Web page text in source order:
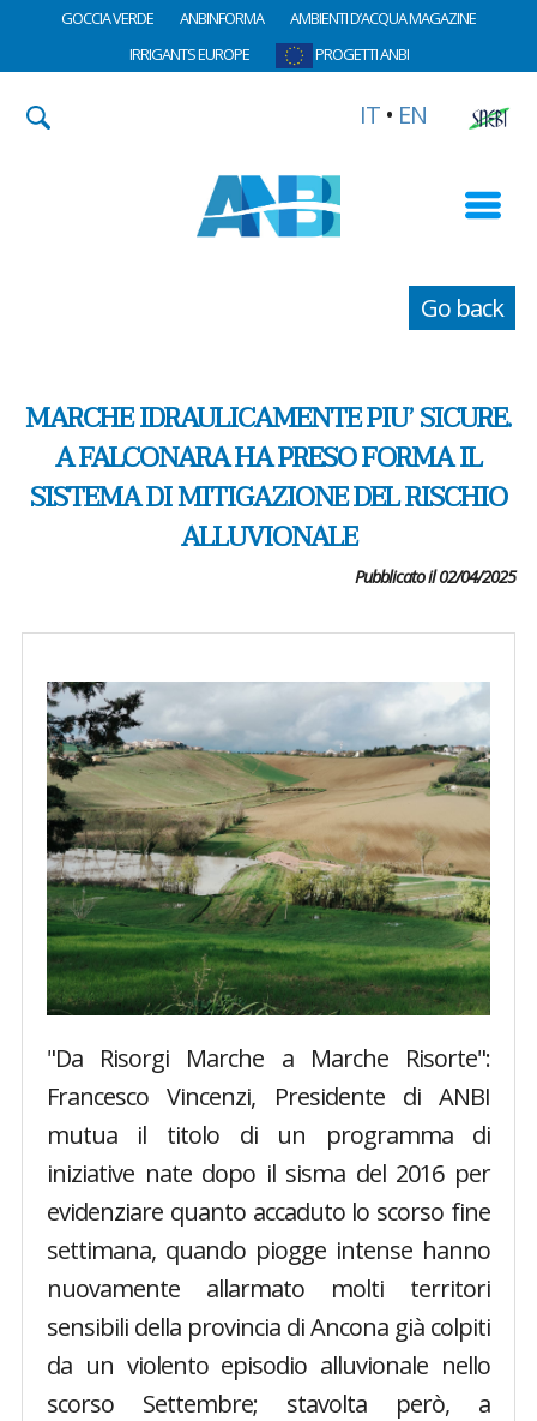
GOCCIA VERDE ANBINFORMA
AMBIENTI D’ACQUA MAGAZINE
IRRIGANTS EUROPE
PROGETTI ANBI
IT • EN
Go back
MARCHE IDRAULICAMENTE PIU’ SICURE.
A FALCONARA HA PRESO FORMA IL
SISTEMA DI MITIGAZIONE DEL RISCHIO
ALLUVIONALE
Pubblicato il 02/04/2025
"Da Risorgi Marche a Marche Risorte":
Francesco Vincenzi, Presidente di ANBI
mutua il titolo di un programma di
iniziative nate dopo il sisma del 2016 per
evidenziare quanto accaduto lo scorso fine
settimana, quando piogge intense hanno
nuovamente allarmato molti territori
sensibili della provincia di Ancona già colpiti
da un violento episodio alluvionale nello
scorso Settembre; stavolta però, a